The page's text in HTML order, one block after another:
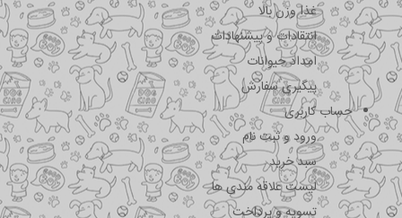
غذا وزن بالا
انتقادات و پیشنهادات
امداد حیوانات
پیگیری سفارش
حساب کاربری
ورود و ثبت نام
سبد خرید
لیست علاقه مندی ها
تسویه و پرداخت